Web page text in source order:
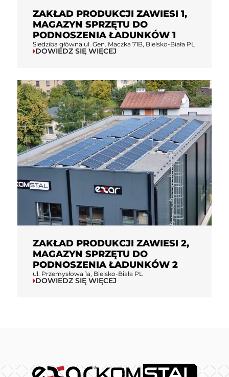
ZAKŁAD PRODUKCJI ZAWIESI 1,
MAGAZYN SPRZĘTU DO
PODNOSZENIA ŁADUNKÓW 1
Siedziba główna ul. Gen. Maczka 71B, Bielsko-Biała PL
DOWIEDZ SIĘ WIĘCEJ
ZAKŁAD PRODUKCJI ZAWIESI 2,
MAGAZYN SPRZĘTU DO
PODNOSZENIA ŁADUNKÓW 2
ul. Przemysłowa 1a, Bielsko-Biała PL
DOWIEDZ SIĘ WIĘCEJ